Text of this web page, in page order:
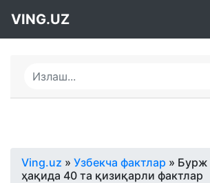
VING.UZ
Ving.uz » Узбекча фактлар » Бурж
ҳақида 40 та қизиқарли фактлар